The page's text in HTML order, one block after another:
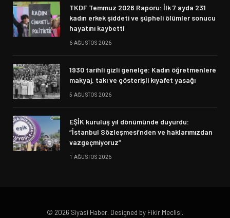
TKDF Temmuz 2026 Raporu: İlk 7 ayda 231
kadın erkek şiddeti ve şüpheli ölümler sonucu
hayatını kaybetti
6 AĞUSTOS 2026
1930 tarihli gizli genelge: Kadın öğretmenlere
makyaj, takı ve gösterişli kıyafet yasağı
5 AĞUSTOS 2026
EŞİK kuruluş yıl dönümünde duyurdu:
“İstanbul Sözleşmesi’nden ve haklarımızdan
vazgeçmiyoruz”
1 AĞUSTOS 2026
© 2026 Siyasi Haber. Designed by Fikir Meclisi.